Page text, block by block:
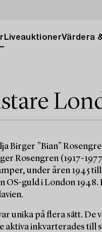
LiveauktionerVärdera
Birger ”Bian”
Rosengren (1917-
under åren 1945
OS-guld i London
unika på flera sätt. De
aktiva inkvarterades